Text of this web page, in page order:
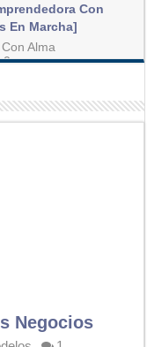
Con
En Marcha]
Alma
0
Negocios